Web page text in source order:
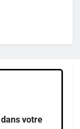
votre